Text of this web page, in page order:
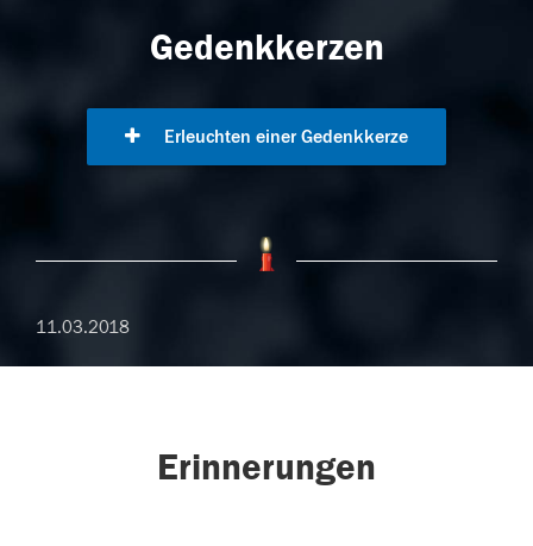
Gedenkkerzen
Erleuchten einer Gedenkkerze
11.03.2018
Erinnerungen